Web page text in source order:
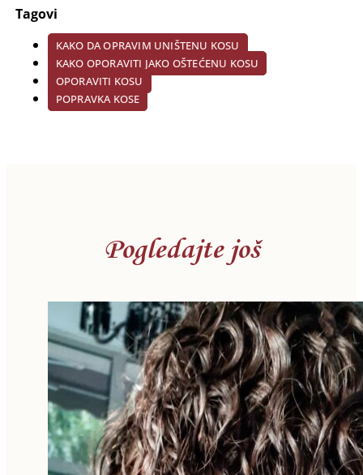
Tagovi
KAKO DA OPRAVIM UNIŠTENU KOSU
KAKO OPORAVITI JAKO OŠTEĆENU KOSU
OPORAVITI KOSU
POPRAVKA KOSE
Pogledajte još